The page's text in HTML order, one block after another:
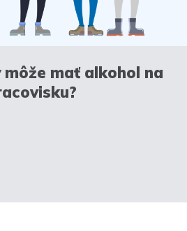
mať alkohol na